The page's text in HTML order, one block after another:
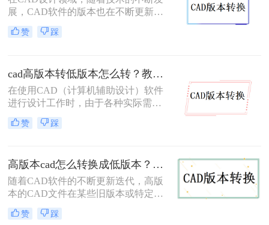
展，CAD软件的版本也在不断更新。
然而，由于各种原因，我们有时需要
将高版本的CAD文件转换为低版本，
转低版本呢？本文将详细介绍CAD高
版本转低版本的几种方法，帮助大家
高效、准确地完成这一操作。
赞 踩
cad高版本转低版本怎么转？教你3个小妙招轻松搞定！
在使用CAD（计算机辅助设计）软件
进行设计工作时，由于各种实际需
求，我们常常需要将CAD文件从高版
本转换为低版本。这可能是因为旧版
而需要降低版本。那么cad高版本转低
版本怎么转呢？下面，我们将详细介
绍几种CAD高版本转低版本的方法。
赞 踩
高版本cad怎么转换成低版本？这三个转换方法非常简单！
随着CAD软件的不断更新迭代，高版
本的CAD文件在某些旧版本或特定需
求的场景下可能无法直接打开或编
辑。因此，将高版本CAD转换成低版
赞 踩